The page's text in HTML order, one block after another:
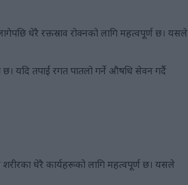
धेरै रक्तस्राव रोक्नको लागि महत्वपूर्ण छ। यसले
छ। यदि तपाईं रगत पातलो गर्ने औषधि सेवन गर्दै
शरीरका धेरै कार्यहरूको लागि महत्वपूर्ण छ। यसले